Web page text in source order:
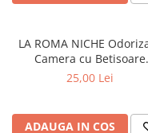
Balsam rufe
Detergent lichid
Inalbitor
LA ROMA NICHE
Camera cu Betisoare
MADEMOSELLE 120 ml
25,00 Lei
ADAUGA IN COS